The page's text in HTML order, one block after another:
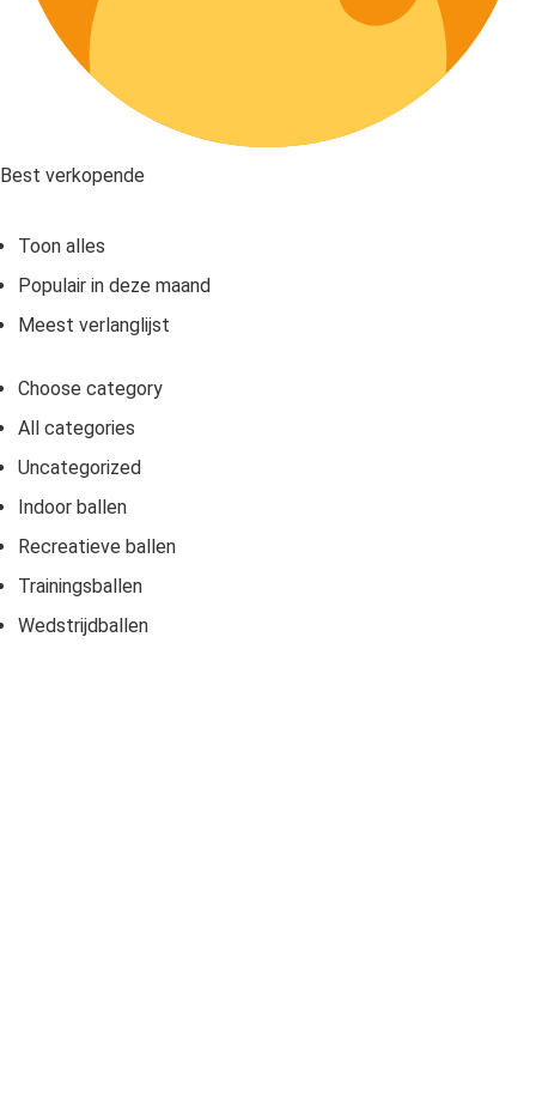
Best verkopende
Toon alles
Populair in deze maand
Meest verlanglijst
Choose category
All categories
Uncategorized
Indoor ballen
Recreatieve ballen
Trainingsballen
Wedstrijdballen